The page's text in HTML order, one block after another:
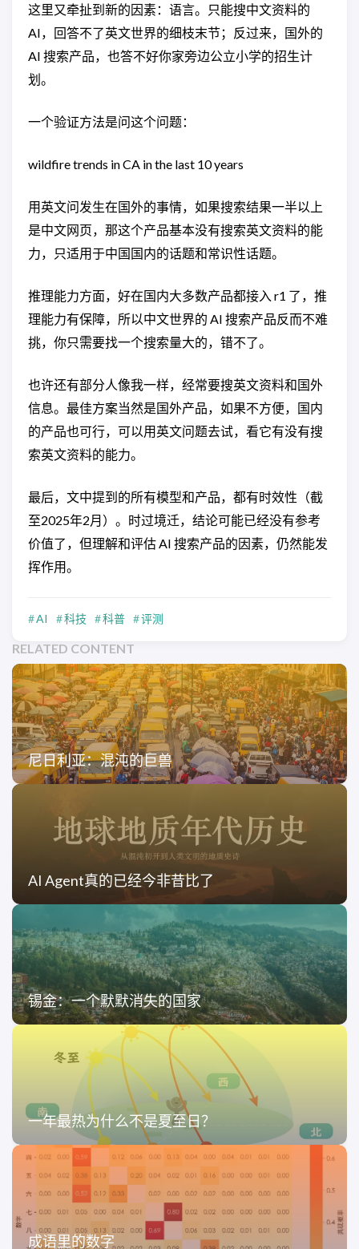
这里又牵扯到新的因素：语言。只能搜中文资料的
AI，回答不了英文世界的细枝末节；反过来，国外的
AI 搜索产品，也答不好你家旁边公立小学的招生计
划。
一个验证方法是问这个问题：
wildfire trends in CA in the last 10 years
用英文问发生在国外的事情，如果搜索结果一半以上
是中文网页，那这个产品基本没有搜索英文资料的能
力，只适用于中国国内的话题和常识性话题。
推理能力方面，好在国内大多数产品都接入 r1 了，推
理能力有保障，所以中文世界的 AI 搜索产品反而不难
挑，你只需要找一个搜索量大的，错不了。
也许还有部分人像我一样，经常要搜英文资料和国外
信息。最佳方案当然是国外产品，如果不方便，国内
的产品也可行，可以用英文问题去试，看它有没有搜
索英文资料的能力。
最后，文中提到的所有模型和产品，都有时效性（截
至2025年2月）。时过境迁，结论可能已经没有参考
价值了，但理解和评估 AI 搜索产品的因素，仍然能发
挥作用。
AI 科技 科普 评测
RELATED CONTENT
尼日利亚：混沌的巨兽
AI Agent真的已经今非昔比了
锡金：一个默默消失的国家
一年最热为什么不是夏至日？
成语里的数字